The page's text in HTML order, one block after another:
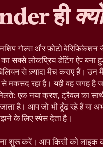
हीक्यों
गोल्स और फ़ोटो वेरिफ़िकेशन
सबसे लोकप्रिय डेटिंग ऐप बना
से ज़्यादा मैच कराए हैं। उन
मकसद रहा है। यही वह जगह है
एक नया क्रश, ट्रैवल का
है। आप जो भी ढूँढ रहे हैं या
के लिए स्पेस देता है।
शुरू करें। आप किसी को लाइक